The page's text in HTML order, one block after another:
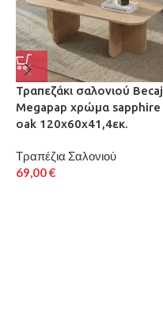
Τραπεζάκι σαλονιού Becaj
Megapap χρώμα sapphire
oak 120x60x41,4εκ.
Τραπέζια Σαλονιού
69,00€